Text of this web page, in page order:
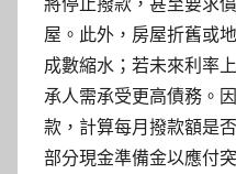
將停止撥款，甚至要求
屋。此外，房屋折舊或
成數縮水；若未來利率
承人需承受更高債務。
款，計算每月撥款額是
部分現金準備金以應付